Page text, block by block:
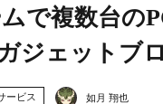
で複数台の
ジェットブ
ービス 如月 翔也